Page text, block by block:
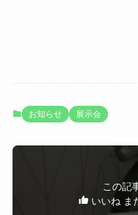
お知らせ 展示会
この記
いいね ま